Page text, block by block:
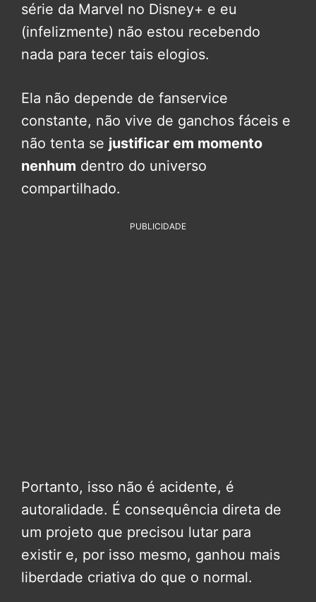
série da Marvel no Disney+ e eu
(infelizmente) não estou recebendo
nada para tecer tais elogios.
Ela não depende de fanservice
constante, não vive de ganchos fáceis e
não tenta se justificar em momento
nenhum dentro do universo
compartilhado.
PUBLICIDADE
Portanto, isso não é acidente, é
autoralidade. É consequência direta de
um projeto que precisou lutar para
existir e, por isso mesmo, ganhou mais
liberdade criativa do que o normal.